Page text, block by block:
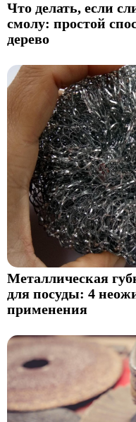
Что делать, если
смолу: простой
дерево
Металлическая
для посуды: 4
применения